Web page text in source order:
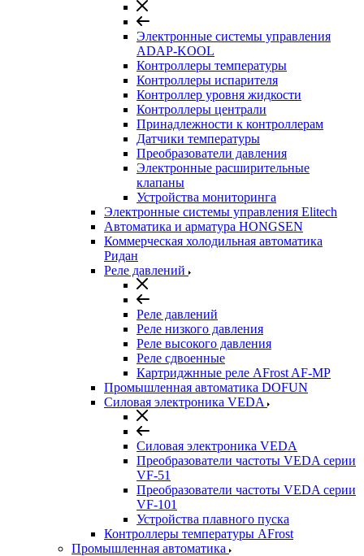
Электронные системы управления
ADAP-KOOL
Контроллеры температуры
Контроллеры испарителя
Контроллер уровня жидкости
Контроллеры централи
Принадлежности к контроллерам
Датчики температуры
Преобразователи давления
Электронные расширительные
клапаны
Устройства мониторинга
Электронные системы управления Elitech
Автоматика и арматура HONGSEN
Коммерческая холодильная автоматика
Ридан
Реле давлений
Реле давлений
Реле низкого давления
Реле высокого давления
Реле сдвоенные
Картриджнные реле AFrost AF-MP
Промышленная автоматика DOFUN
Силовая электроника VEDA
Силовая электроника VEDA
Преобразователи частоты VEDA серии
VF-51
Преобразователи частоты VEDA серии
VF-101
Устройства плавного пуска
Контроллеры температуры AFrost
Промышленная автоматика